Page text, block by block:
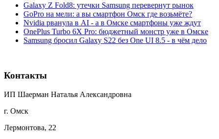
Galaxy Z Fold8: утечки Samsung перевернут рынок
GoPro на мели: а вы смартфон Омск где возьмёте?
Nvidia рванула в AI - а в Омске смартфоны уже ждут
OnePlus Turbo 6X Pro: бюджетный монстр уже в Омске
Samsung бросил Galaxy S22 без One UI 8.5 - в чём дело
Контакты
ИП Шаерман Наталья Александровна
г. Омск
Лермонтова, 22